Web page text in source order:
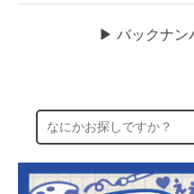
▶︎ バックナン